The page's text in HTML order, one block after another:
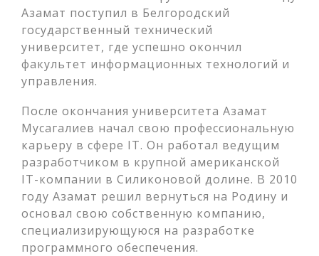
Азамат поступил в Белгородский
государственный технический
университет, где успешно окончил
факультет информационных технологий и
управления.
После окончания университета Азамат
Мусагалиев начал свою профессиональную
карьеру в сфере IT. Он работал ведущим
разработчиком в крупной американской
IT-компании в Силиконовой долине. В 2010
году Азамат решил вернуться на Родину и
основал свою собственную компанию,
специализирующуюся на разработке
программного обеспечения.